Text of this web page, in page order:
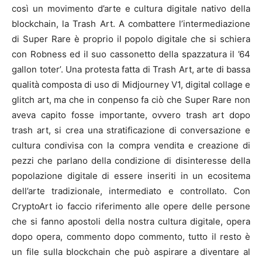
così un movimento d’arte e cultura digitale nativo della
blockchain, la Trash Art. A combattere l’intermediazione
di Super Rare è proprio il popolo digitale che si schiera
con Robness ed il suo cassonetto della spazzatura il ’64
gallon toter’. Una protesta fatta di Trash Art, arte di bassa
qualità composta di uso di Midjourney V1, digital collage e
glitch art, ma che in conpenso fa ciò che Super Rare non
aveva capito fosse importante, ovvero trash art dopo
trash art, si crea una stratificazione di conversazione e
cultura condivisa con la compra vendita e creazione di
pezzi che parlano della condizione di disinteresse della
popolazione digitale di essere inseriti in un ecositema
dell’arte tradizionale, intermediato e controllato. Con
CryptoArt io faccio riferimento alle opere delle persone
che si fanno apostoli della nostra cultura digitale, opera
dopo opera, commento dopo commento, tutto il resto è
un file sulla blockchain che può aspirare a diventare al